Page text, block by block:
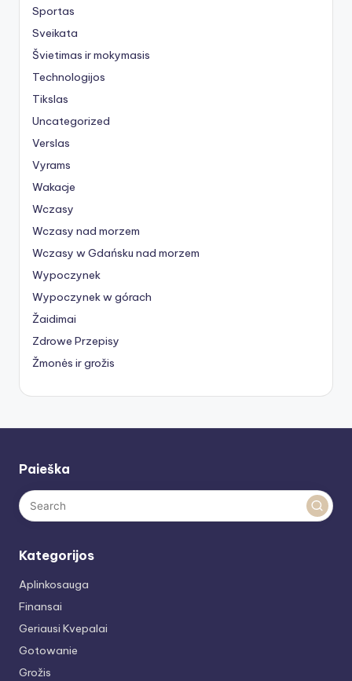
Sportas
Sveikata
Švietimas ir mokymasis
Technologijos
Tikslas
Uncategorized
Verslas
Vyrams
Wakacje
Wczasy
Wczasy nad morzem
Wczasy w Gdańsku nad morzem
Wypoczynek
Wypoczynek w górach
Žaidimai
Zdrowe Przepisy
Žmonės ir grožis
Paieška
Kategorijos
Aplinkosauga
Finansai
Geriausi Kvepalai
Gotowanie
Grožis